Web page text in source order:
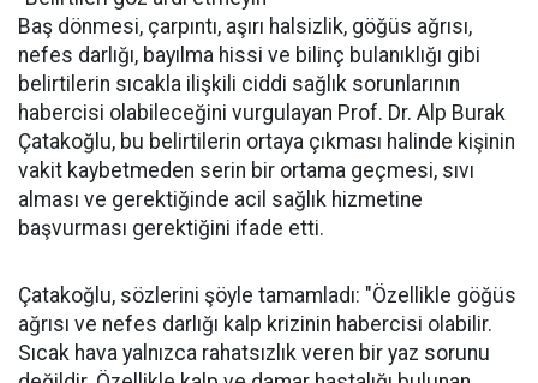
Baş dönmesi, çarpıntı, aşırı halsizlik, göğüs ağrısı,
nefes darlığı, bayılma hissi ve bilinç bulanıklığı gibi
belirtilerin sıcakla ilişkili ciddi sağlık sorunlarının
habercisi olabileceğini vurgulayan Prof. Dr. Alp Burak
Çatakoğlu, bu belirtilerin ortaya çıkması halinde kişinin
vakit kaybetmeden serin bir ortama geçmesi, sıvı
alması ve gerektiğinde acil sağlık hizmetine
başvurması gerektiğini ifade etti.
Çatakoğlu, sözlerini şöyle tamamladı: "Özellikle göğüs
ağrısı ve nefes darlığı kalp krizinin habercisi olabilir.
Sıcak hava yalnızca rahatsızlık veren bir yaz sorunu